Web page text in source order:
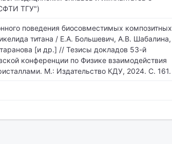
ТГУ")
поведения биосовместимых композитных
титана / Е.А. Большевич, А.В. Шабалина,
[и др.] // Тезисы докладов 53-й
конференции по Физике взаимодействия
М.: Издательство КДУ, 2024. С. 161.